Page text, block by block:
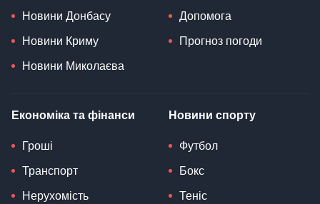
Новини Донбасу
Новини Криму
Новини Миколаєва
Допомога
Прогноз погоди
Економіка та фінанси
Гроші
Транспорт
Нерухомість
Новини спорту
Футбол
Бокс
Теніс